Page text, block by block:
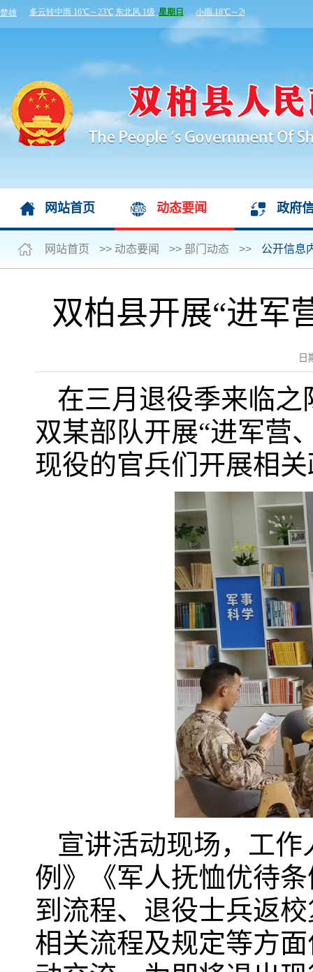
网站首页 动态要闻 政府
网站首页 >> 动态要闻 >> 部门动态 >> 公开信息
双柏县开展“进军
日
在三月退役季来临
双某部队开展“进军营
现役的官兵们开展相
宣讲活动现场，工
例》《军人抚恤优待
到流程、退役士兵返
相关流程及规定等方